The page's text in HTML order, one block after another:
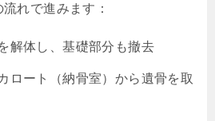
れで進みます：
解体し、基礎部分も撤去
カロート（納骨室）から遺骨を取